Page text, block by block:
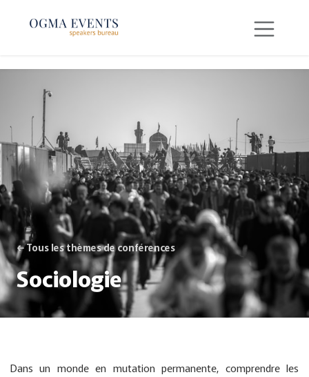
← Tous les thèmes de conférences
Sociologie
Dans un monde en mutation permanente, comprendre les